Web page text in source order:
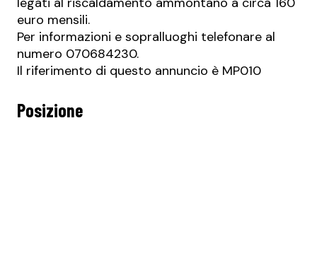
euro mensili.
Per informazioni e sopralluoghi telefonare al
numero 070684230.
Il riferimento di questo annuncio è MP010
Posizione